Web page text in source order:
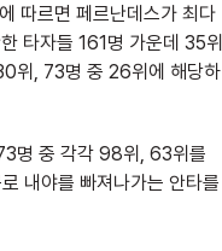
따르면 페르난데스가 최다
타자들 161명 가운데 35위
위, 73명 중 26위에 해당하
명 중 각각 98위, 63위를
내야를 빠져나가는 안타를